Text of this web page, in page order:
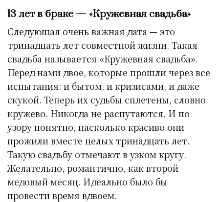
13 лет в браке — «Кружевная свадьба»
Следующая очень важная дата — это
тринадцать лет совместной жизни. Такая
свадьба называется «Кружевная свадьба».
Перед нами двое, которые прошли через все
испытания: и бытом, и кризисами, и даже
скукой. Теперь их судьбы сплетены, словно
кружево. Никогда не распутаются. И по
узору понятно, насколько красиво они
прожили вместе целых тринадцать лет.
Такую свадьбу отмечают в узком кругу.
Желательно, романтично, как второй
медовый месяц. Идеально было бы
провести время вдвоем.